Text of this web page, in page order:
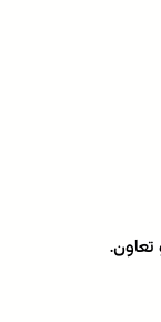
تعاون.